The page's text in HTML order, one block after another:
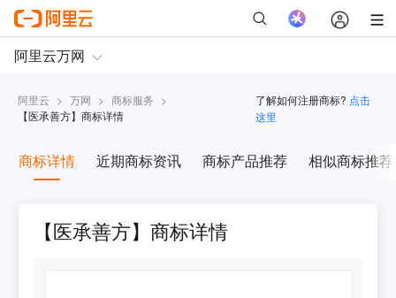
阿里云 > 万网 > 商标服务 >
【医承善方】商标详情
了解如何注册商标? 点击
这里
商标详情 近期商标资讯 商标产品推荐 相似商标推荐
【医承善方】商标详情